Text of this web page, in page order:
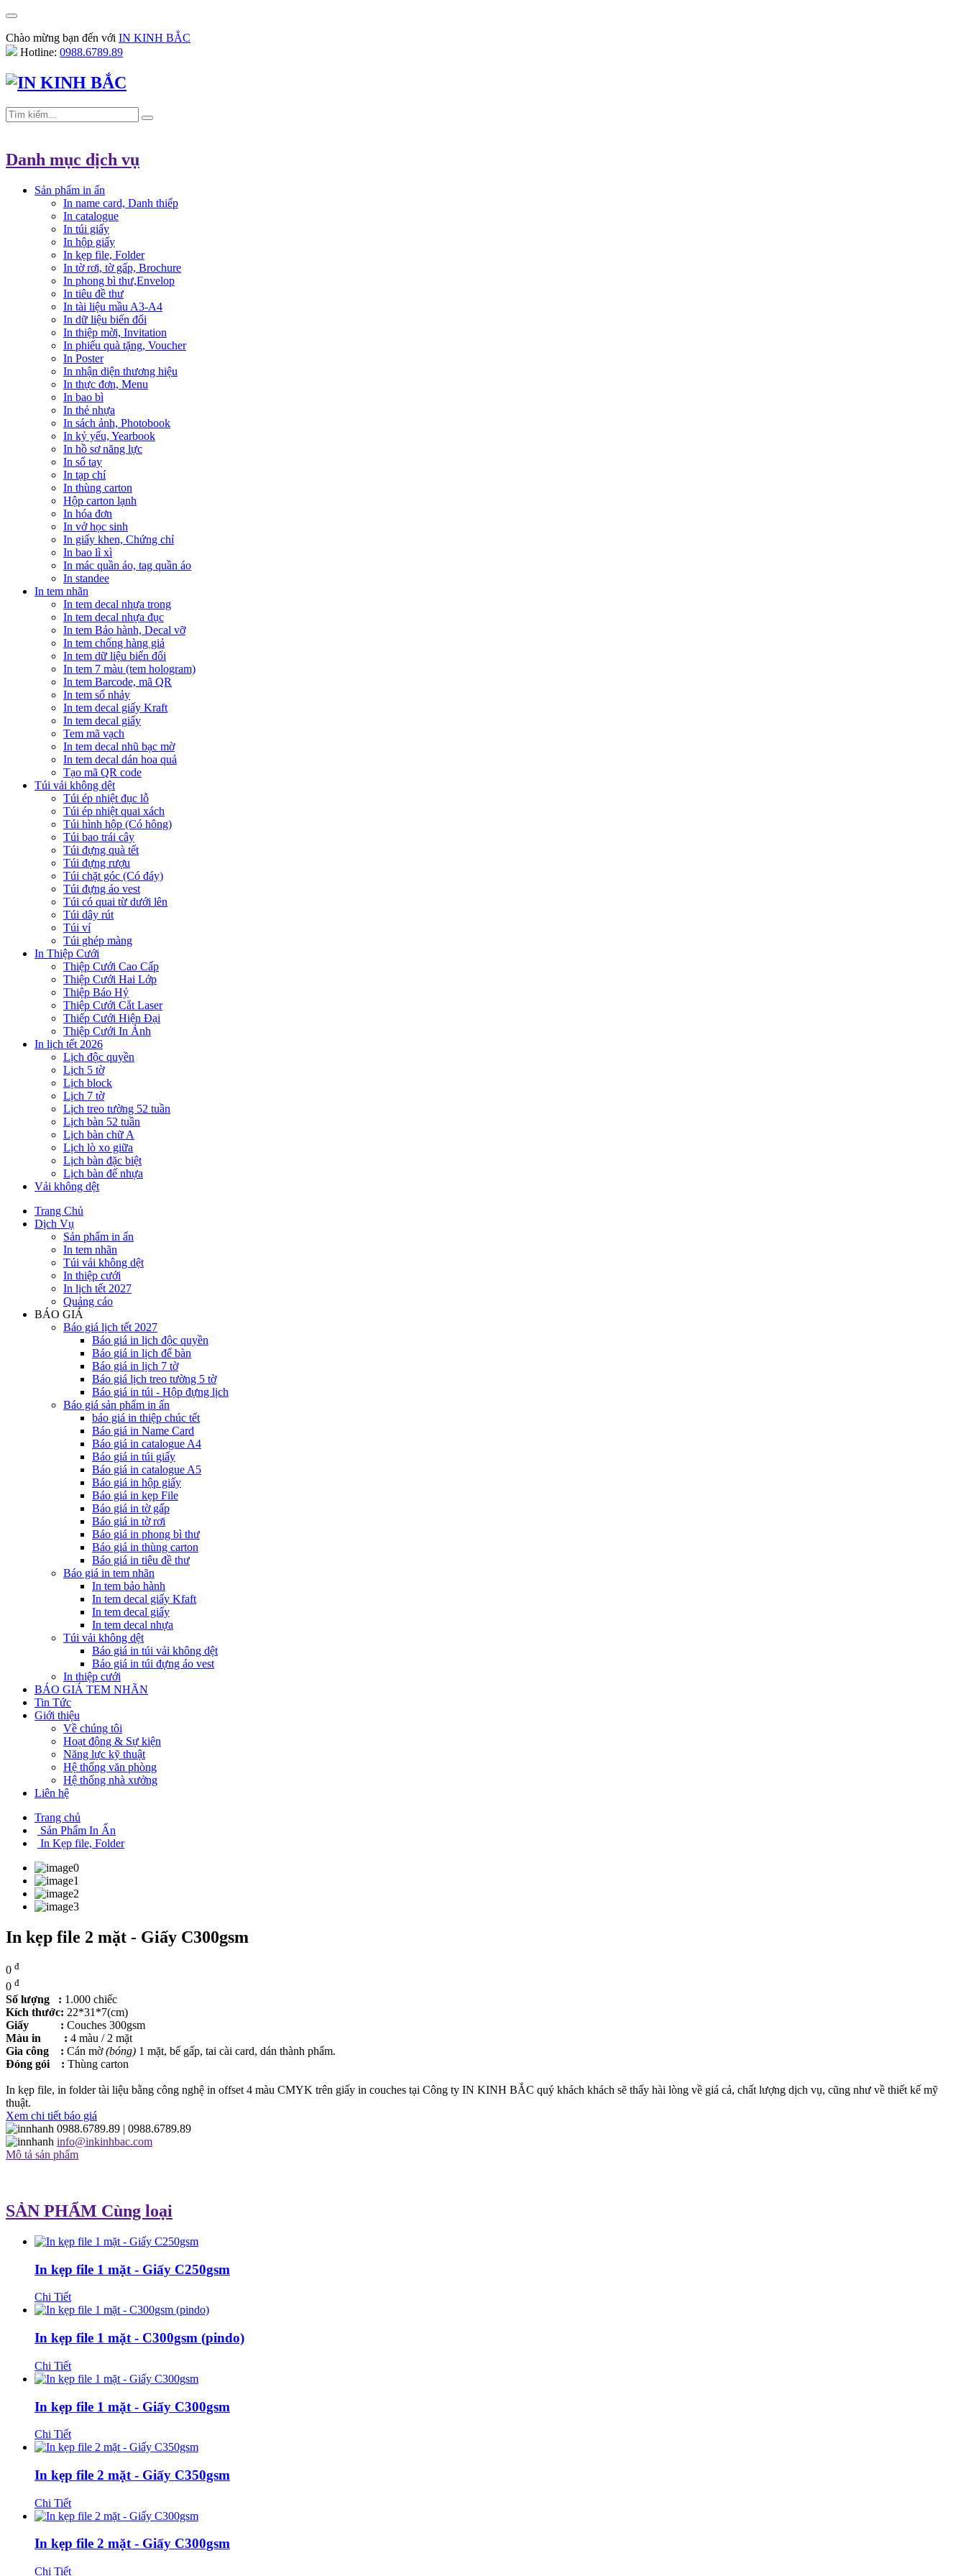
Chào mừng bạn đến với IN KINH BẮC
Hotline: 0988.6789.89
Danh mục dịch vụ
Sản phẩm in ấn
In name card, Danh thiếp
In catalogue
In túi giấy
In hộp giấy
In kẹp file, Folder
In tờ rơi, tờ gấp, Brochure
In phong bì thư,Envelop
In tiêu đề thư
In tài liệu mầu A3-A4
In dữ liệu biến đổi
In thiệp mời, Invitation
In phiếu quà tặng, Voucher
In Poster
In nhận diện thương hiệu
In thực đơn, Menu
In bao bì
In thẻ nhựa
In sách ảnh, Photobook
In kỷ yếu, Yearbook
In hồ sơ năng lực
In sổ tay
In tạp chí
In thùng carton
Hộp carton lạnh
In hóa đơn
In vở học sinh
In giấy khen, Chứng chỉ
In bao lì xì
In mác quần áo, tag quần áo
In standee
In tem nhãn
In tem decal nhựa trong
In tem decal nhựa đục
In tem Bảo hành, Decal vỡ
In tem chống hàng giả
In tem dữ liệu biến đổi
In tem 7 màu (tem hologram)
In tem Barcode, mã QR
In tem số nhảy
In tem decal giấy Kraft
In tem decal giấy
Tem mã vạch
In tem decal nhũ bạc mờ
In tem decal dán hoa quả
Tạo mã QR code
Túi vải không dệt
Túi ép nhiệt đục lỗ
Túi ép nhiệt quai xách
Túi hình hộp (Có hông)
Túi bao trái cây
Túi đựng quà tết
Túi đựng rượu
Túi chặt góc (Có đáy)
Túi đựng áo vest
Túi có quai từ dưới lên
Túi dây rút
Túi ví
Túi ghép màng
In Thiệp Cưới
Thiệp Cưới Cao Cấp
Thiệp Cưới Hai Lớp
Thiệp Báo Hỷ
Thiệp Cưới Cắt Laser
Thiếp Cưới Hiện Đại
Thiệp Cưới In Ảnh
In lịch tết 2026
Lịch độc quyền
Lịch 5 tờ
Lịch block
Lịch 7 tờ
Lịch treo tường 52 tuần
Lịch bàn 52 tuần
Lịch bàn chữ A
Lịch lò xo giữa
Lịch bàn đặc biệt
Lịch bàn đế nhựa
Vải không dệt
Trang Chủ
Dịch Vụ
Sản phẩm in ấn
In tem nhãn
Túi vải không dệt
In thiệp cưới
In lịch tết 2027
Quảng cáo
BÁO GIÁ
Báo giá lịch tết 2027
Báo giá in lịch độc quyền
Báo giá in lịch để bàn
Báo giá in lịch 7 tờ
Báo giá lịch treo tường 5 tờ
Báo giá in túi - Hộp đựng lịch
Báo giá sản phẩm in ấn
báo giá in thiệp chúc tết
Báo giá in Name Card
Báo giá in catalogue A4
Báo giá in túi giấy
Báo giá in catalogue A5
Báo giá in hộp giấy
Báo giá in kẹp File
Báo giá in tờ gấp
Báo giá in tờ rơi
Báo giá in phong bì thư
Báo giá in thùng carton
Báo giá in tiêu đề thư
Báo giá in tem nhãn
In tem bảo hành
In tem decal giấy Kfaft
In tem decal giấy
In tem decal nhựa
Túi vải không dệt
Báo giá in túi vải không dệt
Báo giá in túi đựng áo vest
In thiệp cưới
BÁO GIÁ TEM NHÃN
Tin Tức
Giới thiệu
Về chúng tôi
Hoạt động & Sự kiện
Năng lực kỹ thuật
Hệ thống văn phòng
Hệ thống nhà xưởng
Liên hệ
Trang chủ
Sản Phẩm In Ấn
In Kẹp file, Folder
In kẹp file 2 mặt - Giấy C300gsm
0 đ
0 đ
Số lượng : 1.000 chiếc
Kích thước: 22*31*7(cm)
Giấy : Couches 300gsm
Màu in : 4 màu / 2 mặt
Gia công : Cán mờ(bóng) 1 mặt, bế gấp, tai cài card, dán thành phẩm.
Đóng gói : Thùng carton
In kẹp file, in folder tài liệu bằng công nghệ in offset 4 màu CMYK trên giấy in couches tại Công ty IN KINH BẮC quý khách khách sẽ thấy hài lòng về giá cả, chất lượng dịch vụ, cũng như về thiết kế mỹ
thuật.
Xem chi tiết báo giá
0988.6789.89 | 0988.6789.89
info@inkinhbac.com
Mô tả sản phẩm
SẢN PHẨM Cùng loại
In kẹp file 1 mặt - Giấy C250gsm
Chi Tiết
In kẹp file 1 mặt - C300gsm (pindo)
Chi Tiết
In kẹp file 1 mặt - Giấy C300gsm
Chi Tiết
In kẹp file 2 mặt - Giấy C350gsm
Chi Tiết
In kẹp file 2 mặt - Giấy C300gsm
Chi Tiết